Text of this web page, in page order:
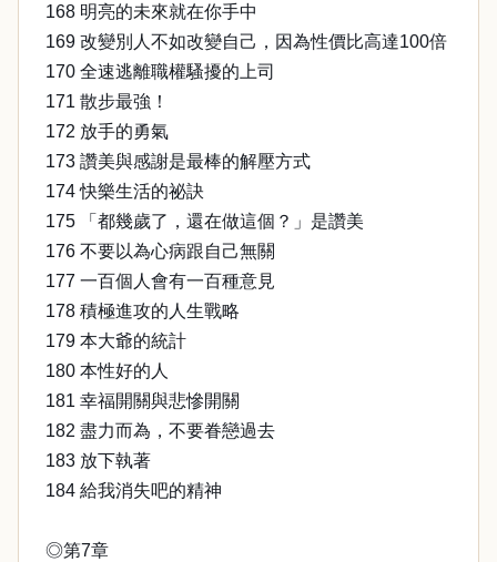
168 明亮的未來就在你手中
169 改變別人不如改變自己，因為性價比高達100倍
170 全速逃離職權騷擾的上司
171 散步最強！
172 放手的勇氣
173 讚美與感謝是最棒的解壓方式
174 快樂生活的祕訣
175 「都幾歲了，還在做這個？」是讚美
176 不要以為心病跟自己無關
177 一百個人會有一百種意見
178 積極進攻的人生戰略
179 本大爺的統計
180 本性好的人
181 幸福開關與悲慘開關
182 盡力而為，不要眷戀過去
183 放下執著
184 給我消失吧的精神
◎第7章